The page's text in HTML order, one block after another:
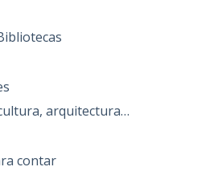
arquitectura…
contar